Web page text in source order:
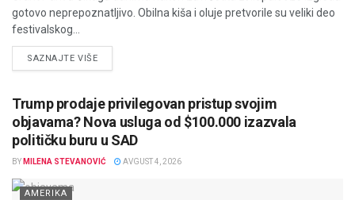
gotovo neprepoznatljivo. Obilna kiša i oluje pretvorile su veliki deo
festivalskog...
SAZNAJTE VIŠEDETAILS
Trump prodaje privilegovan pristup svojim
objavama? Nova usluga od $100.000 izazvala
političku buru u SAD
BY MILENA STEVANOVIĆ AVGUST 4, 2026
AMERIKA